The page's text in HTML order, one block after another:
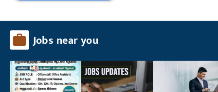
Jobs near you